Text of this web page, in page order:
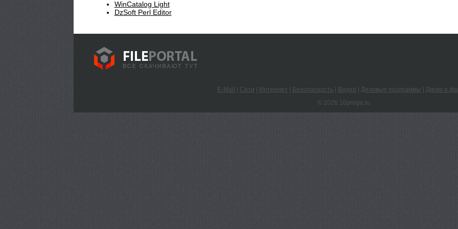
WinCatalog Light
DzSoft Perl Editor
E-Mail | Сети | Интернет | Безопасность | Видео | Деловые программы | Диски и
© 2026 10proga.ru